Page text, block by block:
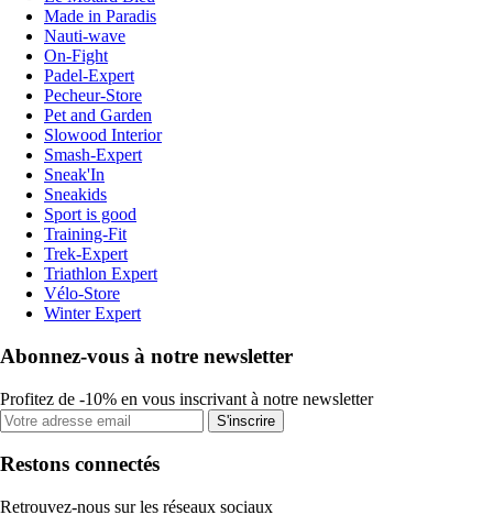
Made in Paradis
Nauti-wave
On-Fight
Padel-Expert
Pecheur-Store
Pet and Garden
Slowood Interior
Smash-Expert
Sneak'In
Sneakids
Sport is good
Training-Fit
Trek-Expert
Triathlon Expert
Vélo-Store
Winter Expert
Abonnez-vous à notre newsletter
Profitez de -10% en vous inscrivant à notre newsletter
S'inscrire
Restons connectés
Retrouvez-nous sur les réseaux sociaux